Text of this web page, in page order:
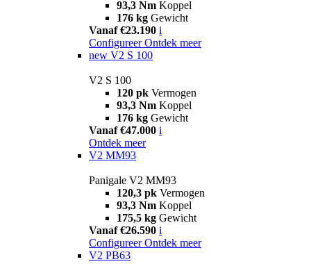
93,3 Nm Koppel
176 kg Gewicht
Vanaf €23.190 i
Configureer Ontdek meer
new V2 S 100
V2 S 100
120 pk Vermogen
93,3 Nm Koppel
176 kg Gewicht
Vanaf €47.000 i
Ontdek meer
V2 MM93
Panigale V2 MM93
120,3 pk Vermogen
93,3 Nm Koppel
175,5 kg Gewicht
Vanaf €26.590 i
Configureer Ontdek meer
V2 PB63